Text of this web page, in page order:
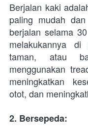
Berjalan kaki
paling mudah
berjalan selama
melakukannya
taman, atau
menggunakan
meningkatkan
otot, dan
2. Bersepeda: